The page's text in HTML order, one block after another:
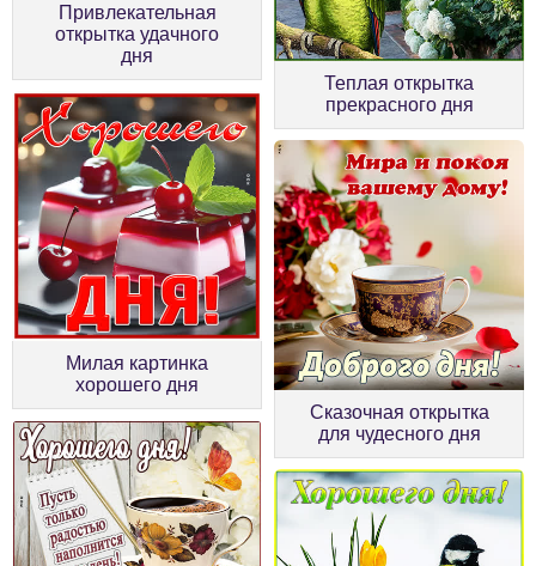
Привлекательная
открытка удачного
дня
Теплая открытка
прекрасного дня
Милая картинка
хорошего дня
Сказочная открытка
для чудесного дня